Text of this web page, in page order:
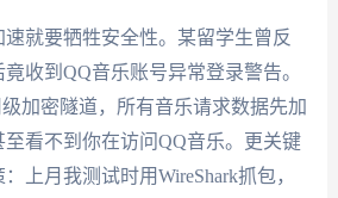
就要牺牲安全性。某留学生曾反
收到QQ音乐账号异常登录警告。
加密隧道，所有音乐请求数据先加
看不到你在访问QQ音乐。更关键
上月我测试时用WireShark抓包，